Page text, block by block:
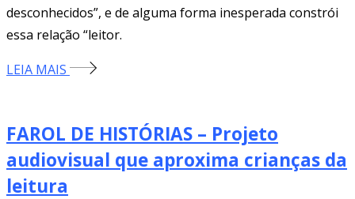
desconhecidos”, e de alguma forma inesperada constrói
essa relação “leitor.
LEIA MAIS
FAROL DE HISTÓRIAS – Projeto
audiovisual que aproxima crianças da
leitura